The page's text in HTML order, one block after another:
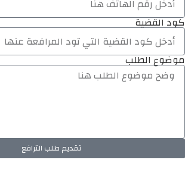
كود القضية
موضوع الطلب
تقديم طلب الترافع